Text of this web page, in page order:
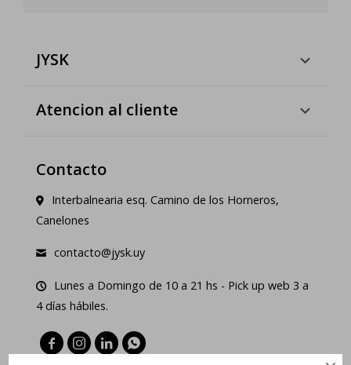
JYSK
Atencion al cliente
Contacto
Interbalnearia esq. Camino de los Horneros,
Canelones
contacto@jysk.uy
Lunes a Domingo de 10 a 21 hs - Pick up web 3 a
4 días hábiles.
   